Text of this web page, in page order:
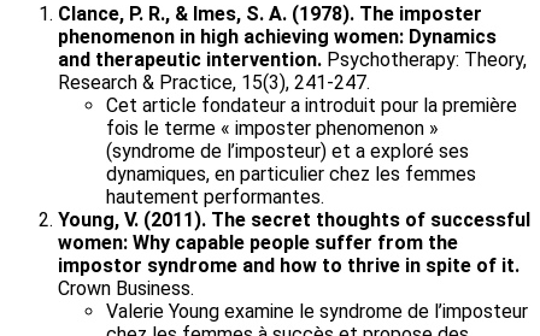
Clance, P. R., & Imes, S. A. (1978). The imposter
phenomenon in high achieving women: Dynamics
and therapeutic intervention. Psychotherapy: Theory,
Research & Practice, 15(3), 241-247.
Cet article fondateur a introduit pour la première
fois le terme « imposter phenomenon »
(syndrome de l’imposteur) et a exploré ses
dynamiques, en particulier chez les femmes
hautement performantes.
Young, V. (2011). The secret thoughts of successful
women: Why capable people suffer from the
impostor syndrome and how to thrive in spite of it.
Crown Business.
Valerie Young examine le syndrome de l’imposteur